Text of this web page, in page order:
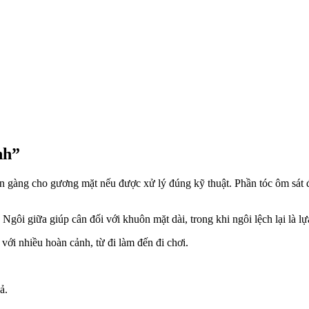
cho gương mặt nếu được xử lý đúng kỹ thuật. Phần tóc ôm
giữa giúp cân đối với khuôn mặt dài, trong khi ngôi lệch lại là
nhiều hoàn cảnh, từ đi làm đến đi chơi.